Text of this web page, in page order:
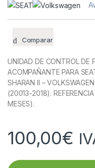
Comparar
UNIDAD DE CONTROL DE
ACOMPAÑANTE PARA
SHARAN II –
(20013-2018).
MESES).
100,00€